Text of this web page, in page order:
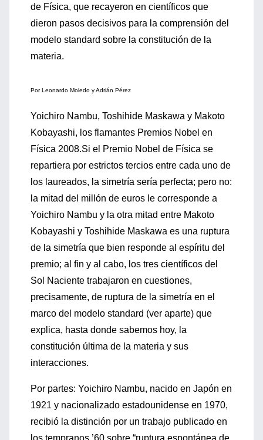
de Física, que recayeron en científicos que
dieron pasos decisivos para la comprensión del
modelo standard sobre la constitución de la
materia.
Por Leonardo Moledo y Adrián Pérez
Yoichiro Nambu, Toshihide Maskawa y Makoto
Kobayashi, los flamantes Premios Nobel en
Física 2008.Si el Premio Nobel de Física se
repartiera por estrictos tercios entre cada uno de
los laureados, la simetría sería perfecta; pero no:
la mitad del millón de euros le corresponde a
Yoichiro Nambu y la otra mitad entre Makoto
Kobayashi y Toshihide Maskawa es una ruptura
de la simetría que bien responde al espíritu del
premio; al fin y al cabo, los tres científicos del
Sol Naciente trabajaron en cuestiones,
precisamente, de ruptura de la simetría en el
marco del modelo standard (ver aparte) que
explica, hasta donde sabemos hoy, la
constitución última de la materia y sus
interacciones.
Por partes: Yoichiro Nambu, nacido en Japón en
1921 y nacionalizado estadounidense en 1970,
recibió la distinción por un trabajo publicado en
los tempranos ’60 sobre “ruptura espontánea de